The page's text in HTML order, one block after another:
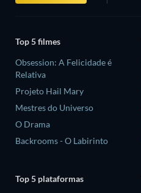
Top 5 filmes
Obsession: A Felicidade é
Relativa
Projeto Hail Mary
Mestres do Universo
O Drama
Backrooms - O Labirinto
Top 5 plataformas